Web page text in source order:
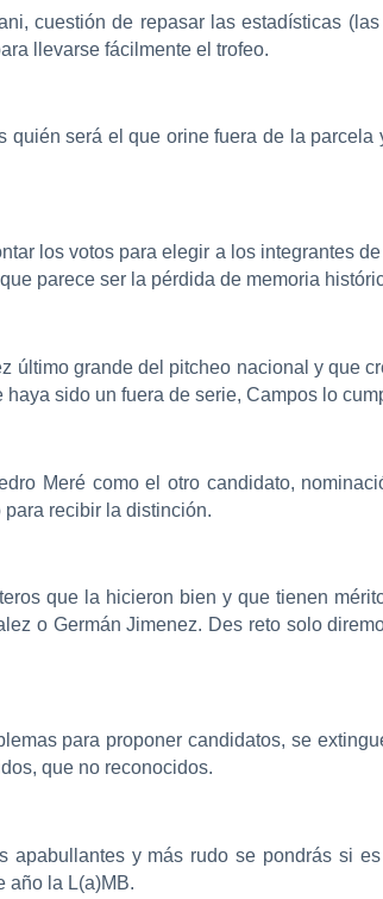
cuestión de repasar las estadísticas
llevarse fácilmente el trofeo.
será el que orine fuera de la parcela
los votos para elegir a los integrantes
parece ser la pérdida de memoria
grande del pitcheo nacional y que
sido un fuera de serie, Campos lo
Meré como el otro candidato,
recibir la distinción.
que la hicieron bien y que tienen
o Germán Jimenez. Des reto solo
para proponer candidatos, se
que no reconocidos.
y más rudo se pondrás si
año la L(a)MB.